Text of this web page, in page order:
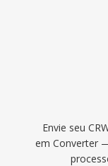
Envie seu
em Converter